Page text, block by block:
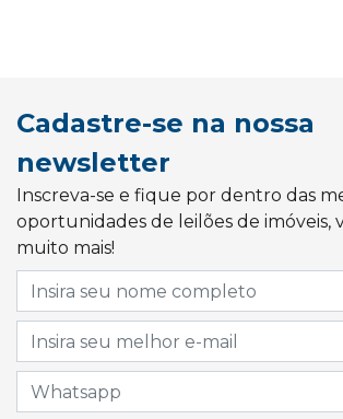
Cadastre-se na nossa
newsletter
Inscreva-se e fique por dentro das
oportunidades de leilões de imóveis,
muito mais!